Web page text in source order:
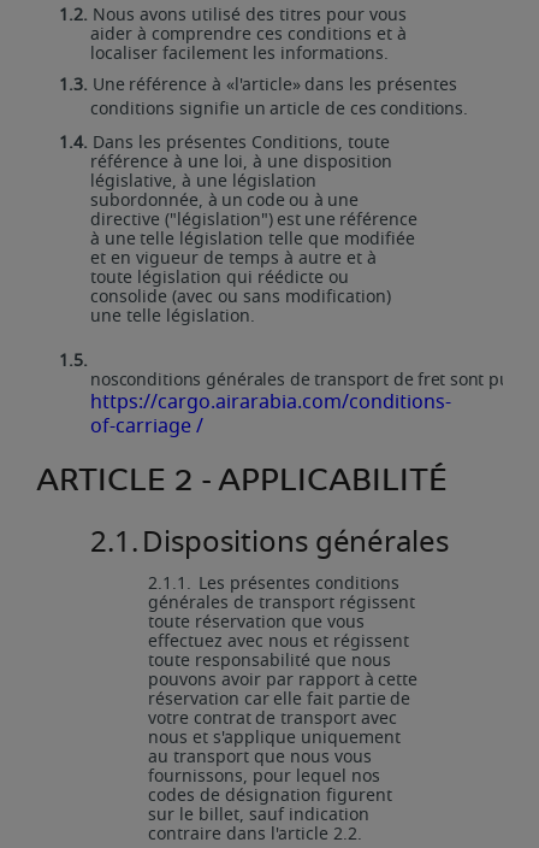
1.2. Nous avons utilisé des titres pour vous
aider à comprendre ces conditions et à
localiser facilement les informations.
1.3. Une référence à «l'article» dans les présentes
conditions signifie un article de ces conditions.
1.4. Dans les présentes Conditions, toute
référence à une loi, à une disposition
législative, à une législation
subordonnée, à un code ou à une
directive ("législation") estune référence
à unetelle législation telle que modifiée
et en vigueur de temps à autre et à
toute législation qui réédicte ou
consolide (avec ou sans modification)
une telle législation.
1.5.
nosconditions générales de transport de fret sont
https://cargo.airarabia.com/conditions-
of-carriage /
ARTICLE 2 -APPLICABILITÉ
2.1.Dispositionsgénérales
2.1.1. Les présentes conditions
générales de transport régissent
toute réservation que vous
effectuez avec nous et régissent
toute responsabilité que nous
pouvons avoir par rapportà cette
réservation car elle fait partie de
votre contratde transportavec
nous et s'applique uniquement
au transport que nous vous
fournissons, pour lequel nos
codes de désignation figurent
sur le billet, sauf indication
contraire dans l'article 2.2.